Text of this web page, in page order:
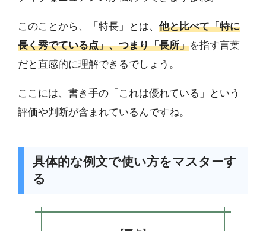
このことから、「特長」とは、 他と比べて「特に
長く秀でている点」、つまり「長所」を指す言葉
だと直感的に理解できるでしょう。
ここには、書き手の「これは優れている」という
評価や判断が含まれているんですね。
具体的な例文で使い方をマスターす
る